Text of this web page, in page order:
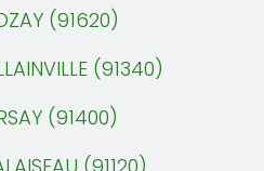
(91620)
(91340)
(91400)